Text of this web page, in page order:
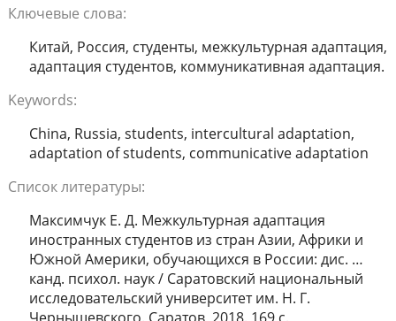
Ключевые слова:
Китай, Россия, студенты, межкультурная адаптация,
адаптация студентов, коммуникативная адаптация.
Keywords:
China, Russia, students, intercultural adaptation,
adaptation of students, communicative adaptation
Список литературы:
Максимчук Е. Д. Межкультурная адаптация
иностранных студентов из стран Азии, Африки и
Южной Америки, обучающихся в России: дис. …
канд. психол. наук / Саратовский национальный
исследовательский университет им. Н. Г.